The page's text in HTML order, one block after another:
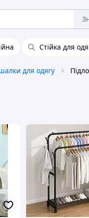
Стійка для
для одягу